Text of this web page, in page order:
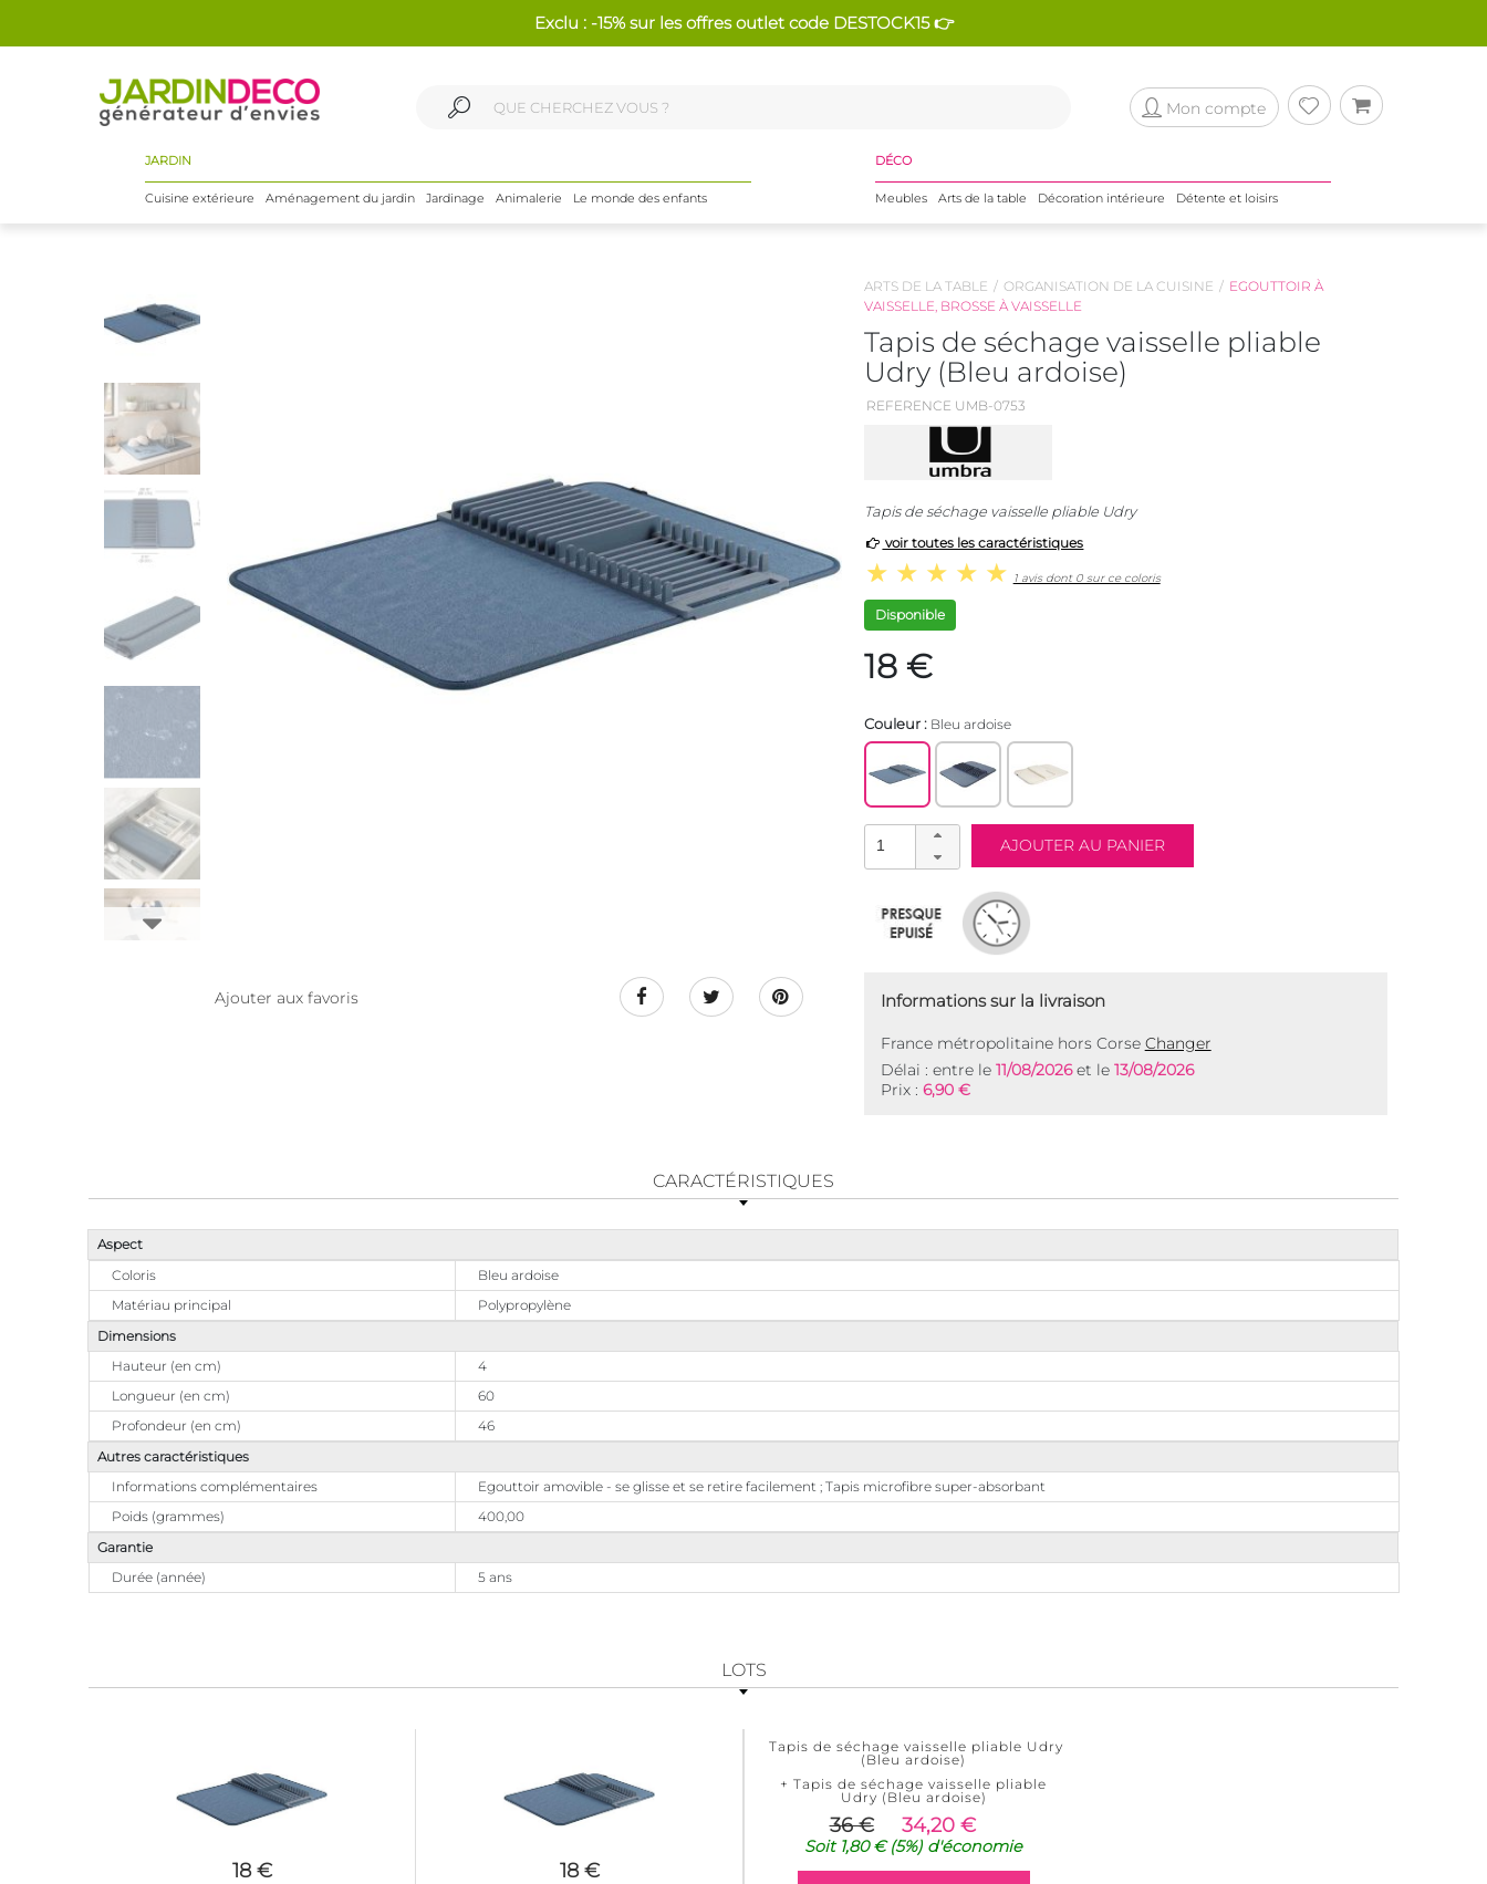
Exclu : -15% sur les offres outlet code DESTOCK15 👉
Mon compte
JARDIN
Cuisine extérieure Aménagement du jardin Jardinage Animalerie Le monde des enfants
DÉCO
Meubles Arts de la table Décoration intérieure Détente et loisirs
Ajouter aux favoris
ARTS DE LA TABLE ORGANISATION DE LA CUISINE
EGOUTTOIR À
VAISSELLE, BROSSE À VAISSELLE
Tapis de séchage vaisselle pliable
Udry (Bleu ardoise)
REFERENCE UMB-0753
Tapis de séchage vaisselle pliable Udry
voir toutes les caractéristiques
1 avis dont 0 sur ce coloris
Disponible
18 €
Couleur : Bleu ardoise
Informations sur la livraison
France métropolitaine hors Corse Changer
Délai : entre le 11/08/2026et le 13/08/2026
Prix : 6,90 €
CARACTÉRISTIQUES
Aspect
Coloris
Bleu ardoise
Matériau principal
Polypropylène
Dimensions
Hauteur (en cm)
4
Longueur (en cm)
60
Profondeur (en cm)
46
Autres caractéristiques
Informations complémentaires
Egouttoir amovible - se glisse et se retire facilement ; Tapis microfibre super-absorbant
Poids (grammes)
400,00
Garantie
Durée (année)
5 ans
LOTS
18 € 18 €
Tapis de séchage vaisselle pliable Udry
(Bleu ardoise)
+ Tapis de séchage vaisselle pliable
Udry (Bleu ardoise)
36 € 34,20 €
Soit 1,80 €(5%) d'économie